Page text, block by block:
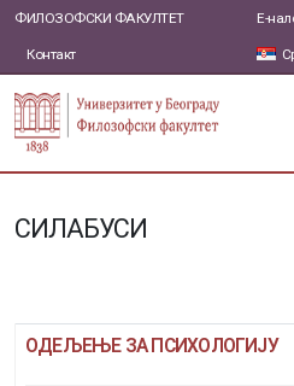
ФИЛОЗОФСКИ ФАКУЛТЕТ
Контакт
Е-
СИЛАБУСИ
ОДЕЉЕЊЕ ЗА ПСИХОЛОГИЈУ